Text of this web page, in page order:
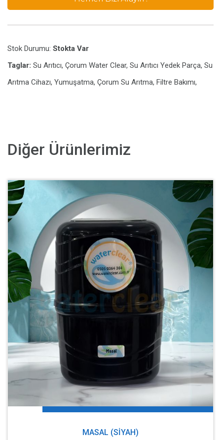
Stok Durumu: Stokta Var
Taglar: Su Arıtıcı, Çorum Water Clear, Su Arıtıcı Yedek Parça, Su
Arıtma Cihazı, Yumuşatma, Çorum Su Arıtma, Filtre Bakımı,
Diğer Ürünlerimiz
MASAL (SIYAH)